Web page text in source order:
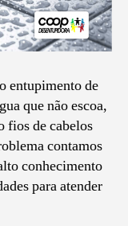
entupimento de
que não escoa,
fios de cabelos
contamos
conhecimento
para atender